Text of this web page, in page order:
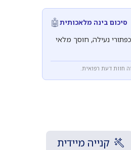
סיכום בינה מלאכותית🤖
נעילה, חוסך מלאי
חוות דעת רפואית.
קנייה מיידית